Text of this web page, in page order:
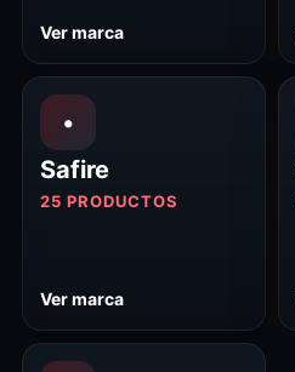
Ver marca
•
Safire
25 PRODUCTOS
Ver marca